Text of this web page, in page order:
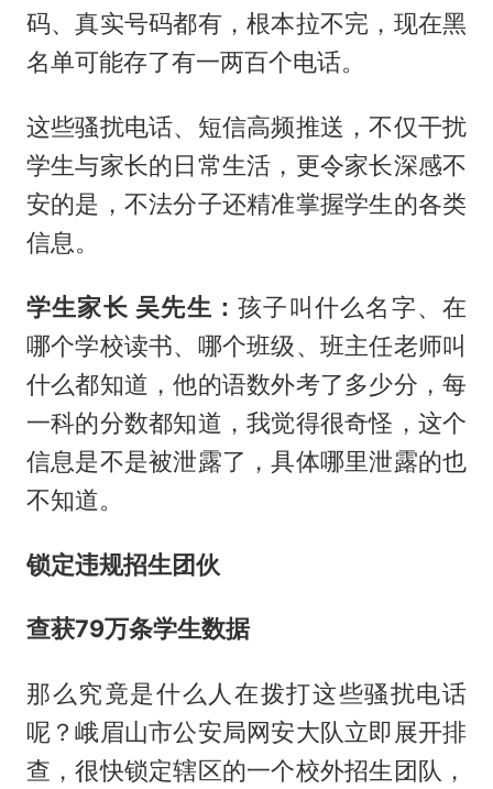
码、真实号码都有，根本拉不完，现在黑
名单可能存了有一两百个电话。
这些骚扰电话、短信高频推送，不仅干扰
学生与家长的日常生活，更令家长深感不
安的是，不法分子还精准掌握学生的各类
信息。
学生家长 吴先生：孩子叫什么名字、在
哪个学校读书、哪个班级、班主任老师叫
什么都知道，他的语数外考了多少分，每
一科的分数都知道，我觉得很奇怪，这个
信息是不是被泄露了，具体哪里泄露的也
不知道。
锁定违规招生团伙
查获79万条学生数据
那么究竟是什么人在拨打这些骚扰电话
呢？峨眉山市公安局网安大队立即展开排
查，很快锁定辖区的一个校外招生团队，